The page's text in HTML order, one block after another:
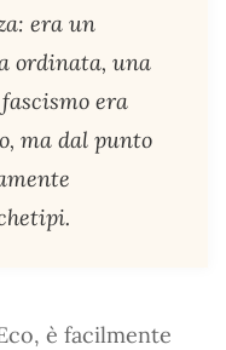
era un
ordinata, una
era
ma dal punto
è facilmente